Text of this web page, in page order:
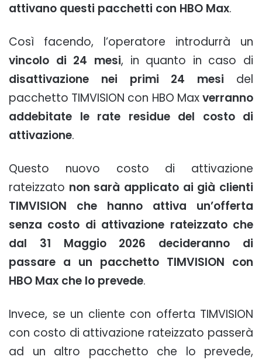
attivano questi pacchetti con HBO Max.
Così facendo, l’operatore introdurrà un
vincolo di 24 mesi, in quanto in caso di
disattivazione nei primi 24 mesi del
pacchetto TIMVISION con HBO Maxverranno
addebitate le rate residue del costo di
attivazione.
Questo nuovo costo di attivazione
rateizzato non sarà applicato ai già clienti
TIMVISION che hanno attiva un’offerta
senza costo di attivazione rateizzato che
dal 31 Maggio 2026 decideranno di
passare a un pacchetto TIMVISION con
HBO Max che lo prevede.
Invece, se un cliente con offerta TIMVISION
con costo di attivazione rateizzato passerà
ad un altro pacchetto che lo prevede,